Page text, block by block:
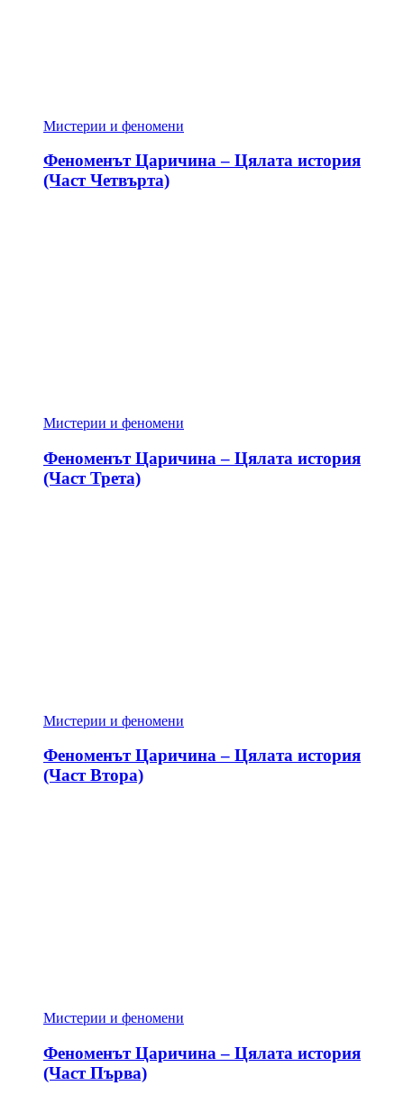
Мистерии и феномени
Феноменът Царичина – Цялата история
(Част Четвърта)
Мистерии и феномени
Феноменът Царичина – Цялата история
(Част Трета)
Мистерии и феномени
Феноменът Царичина – Цялата история
(Част Втора)
Мистерии и феномени
Феноменът Царичина – Цялата история
(Част Първа)